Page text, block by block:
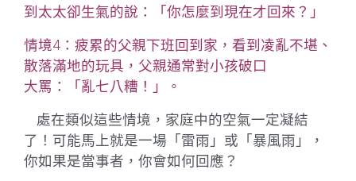
到太太卻生氣的說：「你怎麼到現在才回來？」
情境4 ：疲累的父親下班回到家，看到凌亂不堪、
散落滿地的玩具，父親通常對小孩破口
大罵：「亂七八糟！」。
處在類似這些情境，家庭中的空氣一定凝結
了！可能馬上就是一場「雷雨」或「暴風雨」，
你如果是當事者，你會如何回應？